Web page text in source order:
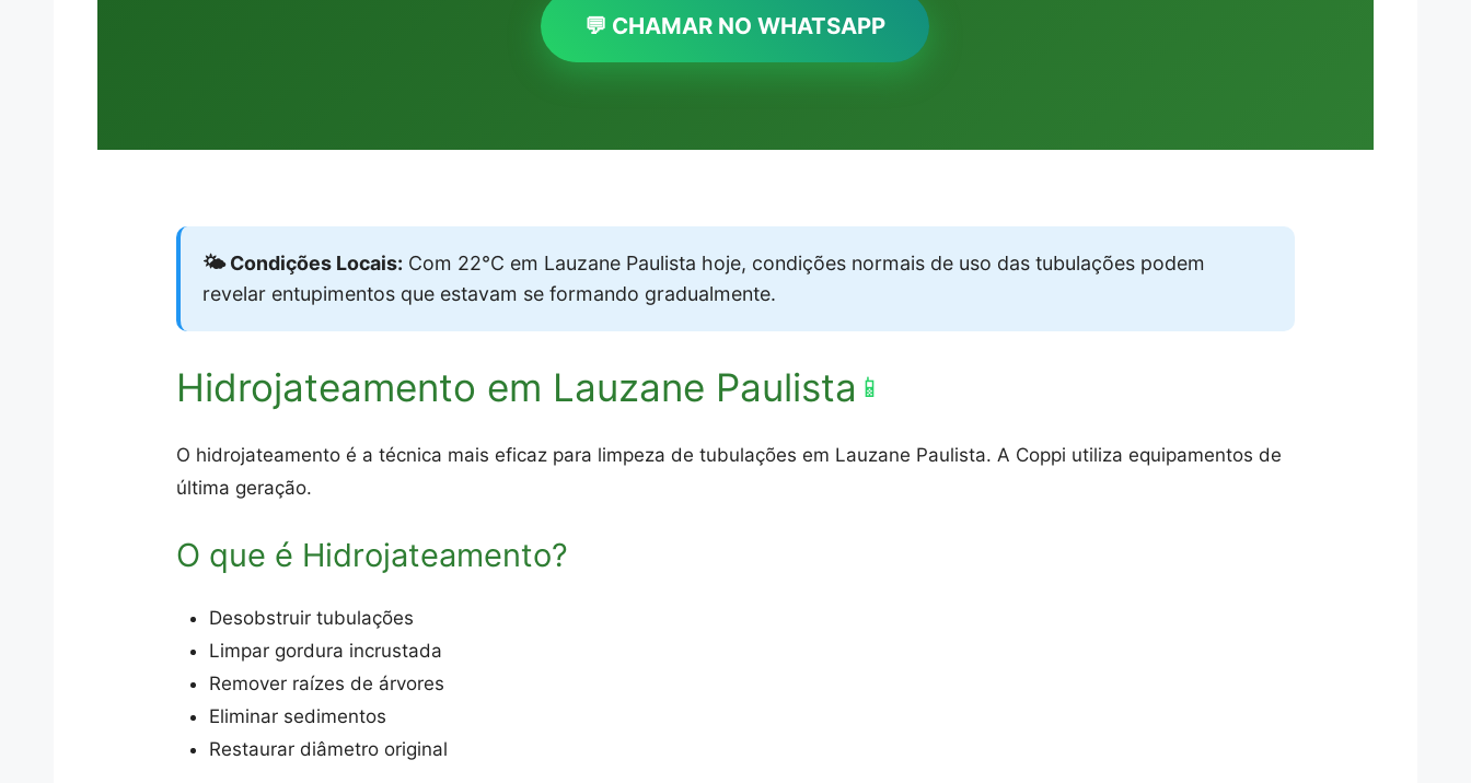
💬 CHAMAR NO WHATSAPP
🌤️ Condições Locais: Com 22°C em Lauzane Paulista hoje, condições normais de uso das tubulações podem
revelar entupimentos que estavam se formando gradualmente.
Hidrojateamento em Lauzane Paulista 📱
O hidrojateamento é a técnica mais eficaz para limpeza de tubulações em Lauzane Paulista. A Coppi utiliza equipamentos de
última geração.
O que é Hidrojateamento?
Desobstruir tubulações
Limpar gordura incrustada
Remover raízes de árvores
Eliminar sedimentos
Restaurar diâmetro original